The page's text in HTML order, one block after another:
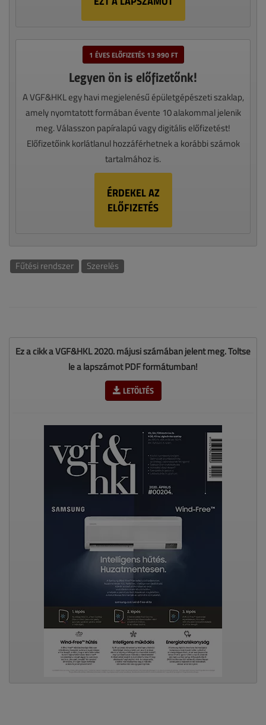
1 ÉVES ELŐFIZETÉS 13 990 FT
Legyen ön is előfizetőnk!
A VGF&HKL egy havi megjelenésű épületgépészeti szaklap,
amely nyomtatott formában évente 10 alakommal jelenik
meg. Válasszon papíralapú vagy digitális előfizetést!
Előfizetőink korlátlanul hozzáférhetnek a korábbi számok
tartalmához is.
ÉRDEKEL AZ
ELŐFIZETÉS
Fűtési rendszer Szerelés
Ez a cikk a VGF&HKL 2020. májusi számában jelent meg. Töltse
le a lapszámot PDF formátumban!
LETÖLTÉS